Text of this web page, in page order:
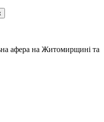
афера на Житомирщині та